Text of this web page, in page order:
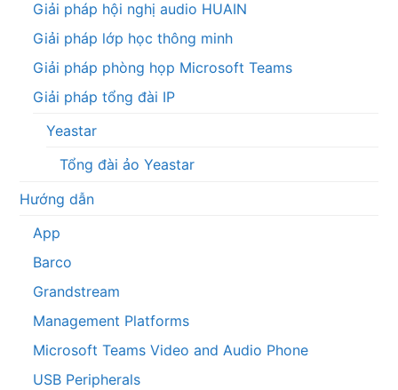
Giải pháp hội nghị audio HUAIN
Giải pháp lớp học thông minh
Giải pháp phòng họp Microsoft Teams
Giải pháp tổng đài IP
Yeastar
Tổng đài ảo Yeastar
Hướng dẫn
App
Barco
Grandstream
Management Platforms
Microsoft Teams Video and Audio Phone
USB Peripherals